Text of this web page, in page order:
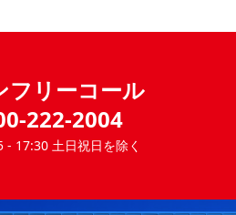
フリーコール
222-2004
- 17:30 土日祝日を除く